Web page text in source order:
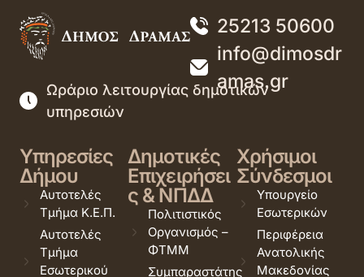
25213 50600
info@dimosdr
amas.gr
Ωράριο λειτουργίας δημοτικών
υπηρεσιών
Υπηρεσίες
Δήμου
Αυτοτελές
Τμήμα Κ.Ε.Π.
Αυτοτελές
Τμήμα
Εσωτερικού
Δημοτικές
Επιχειρήσει
ς & ΝΠΔΔ
Πολιτιστικός
Οργανισμός –
ΦΤΜΜ
Συμπαραστάτης
Χρήσιμοι
Σύνδεσμοι
Υπουργείο
Εσωτερικών
Περιφέρεια
Ανατολικής
Μακεδονίας